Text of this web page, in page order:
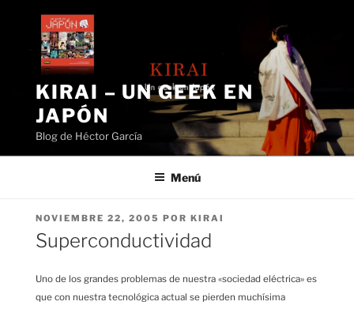
contenido
KIRAI – UN GEEK EN
JAPÓN
Blog de Héctor García
Menú
PUBLICADO
EL
NOVIEMBRE 22, 2005 POR KIRAI
Superconductividad
Uno de los grandes problemas de nuestra «sociedad eléctrica» es
que con nuestra tecnológica actual se pierden muchísima